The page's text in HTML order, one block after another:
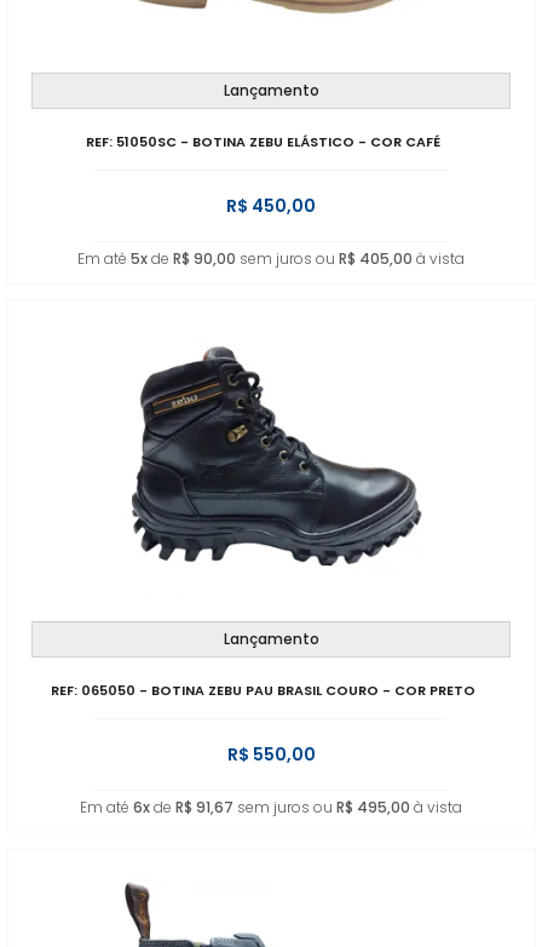
Lançamento
REF: 51050SC - BOTINA ZEBU ELÁSTICO - COR CAFÉ
R$ 450,00
Em até 5xde R$ 90,00 sem juros ou R$ 405,00 à vista
Lançamento
REF: 065050 - BOTINA ZEBU PAU BRASIL COURO - COR PRETO
R$ 550,00
Em até 6xde R$ 91,67 sem juros ou R$ 495,00 à vista